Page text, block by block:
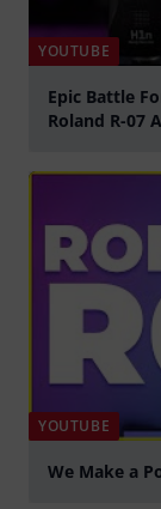
YOUTUBE
Epic Battle
Roland R-07
YOUTUBE
We Make a